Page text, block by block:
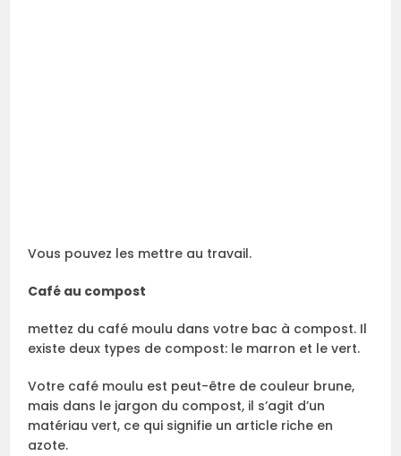
Vous pouvez les mettre au travail.
Café au compost
mettez du café moulu dans votre bac à compost. Il
existe deux types de compost: le marron et le vert.
Votre café moulu est peut-être de couleur brune,
mais dans le jargon du compost, il s’agit d’un
matériau vert, ce qui signifie un article riche en
azote.